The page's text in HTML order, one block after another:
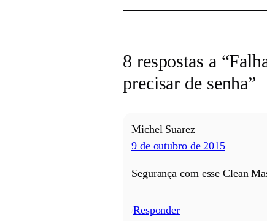
8 respostas a
precisar de senha”
Michel Suarez
9 de outubro de 2015
Segurança com esse Clean
Responder